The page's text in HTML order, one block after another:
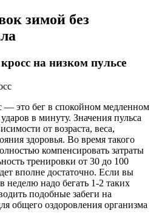
зимой без
на низком пульсе
— это бег в спокойном медленном
в минуту. Значения пульса
от возраста, веса,
здоровья. Во время такого
компенсировать затраты
тренировки от 30 до 100
вполне достаточно. Если вы
неделю надо бегать 1-2 таких
подобные забеги на
общего оздоровления организма